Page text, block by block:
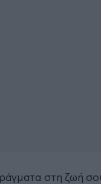
στη ζωή